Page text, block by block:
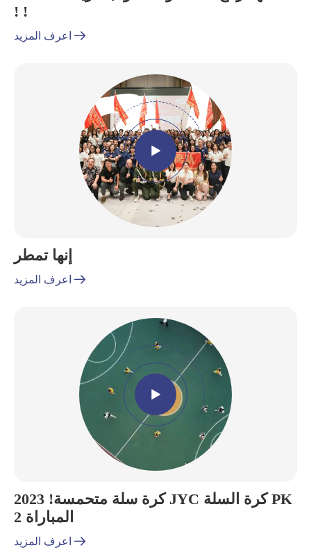
! !


إنها تمطر


كرة سلة متحمسة! 2023 JYC كرة السلة PK
المباراة 2
